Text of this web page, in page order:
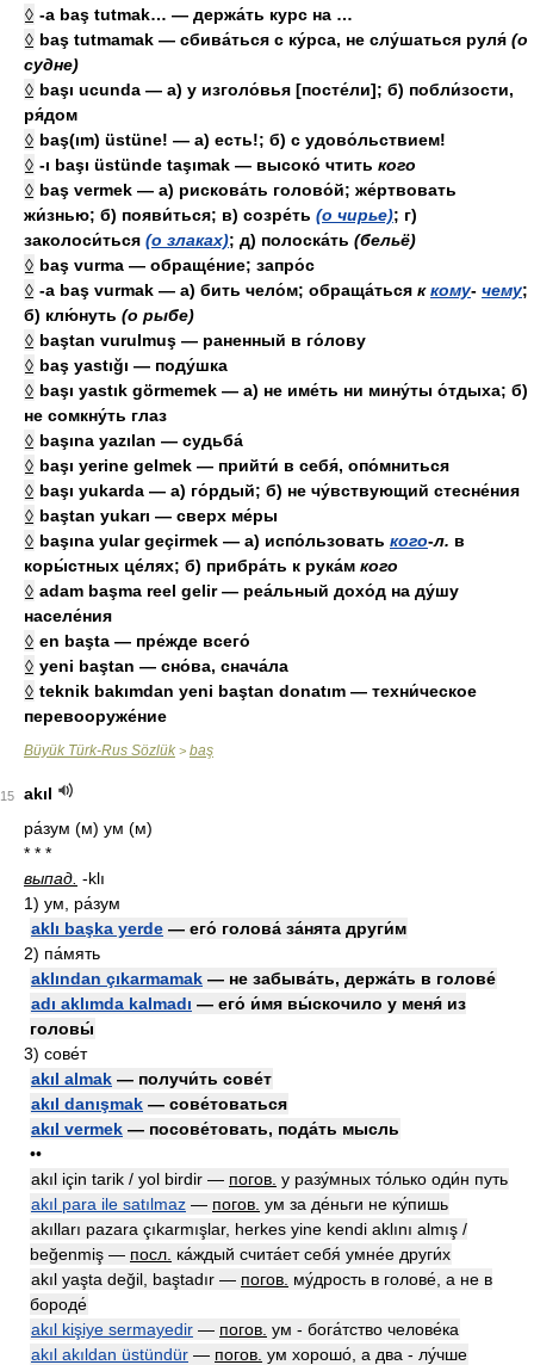
◊ -a baş tutmak… — держа́ть курс на …
◊ baş tutmamak — сбива́ться с ку́рса, не слу́шаться руля́ (о
судне)
◊ başı ucunda — а) у изголо́вья [посте́ли]; б) побли́зости,
ря́дом
◊ baş(ım) üstüne! — а) есть!; б) с удово́льствием!
◊ -ı başı üstünde taşımak — высоко́ чтить кого
◊ baş vermek — а) рискова́ть голово́й; же́ртвовать
жи́знью; б) появи́ться; в) созре́ть (о чирье); г)
заколоси́ться (о злаках); д) полоска́ть (бельё)
◊ baş vurma — обраще́ние; запро́с
◊ -a baş vurmak — а) бить чело́м; обраща́ться к кому- чему;
б) клю́нуть (о рыбе)
◊ baştan vurulmuş — раненный в го́лову
◊ baş yastığı — поду́шка
◊ başı yastık görmemek — а) не име́ть ни мину́ты о́тдыха; б)
не сомкну́ть глаз
◊ başına yazılan — судьба́
◊ başı yerine gelmek — прийти́ в себя́, опо́мниться
◊ başı yukarda — а) го́рдый; б) не чу́вствующий стесне́ния
◊ baştan yukarı — сверх ме́ры
◊ başına yular geçirmek — а) испо́льзовать кого-л. в
коры́стных це́лях; б) прибра́ть к рука́м кого
◊ adam başma reel gelir — реа́льный дохо́д на ду́шу
населе́ния
◊ en başta — пре́жде всего́
◊ yeni baştan — сно́ва, снача́ла
◊ teknik bakımdan yeni baştan donatım — техни́ческое
перевооруже́ние
Büyük Türk-Rus Sözlük > baş
15
akıl
ра́зум (м) ум (м)
* * *
выпад. -klı
1) ум, ра́зум
aklı başka yerde — его́ голова́ за́нята други́м
2) па́мять
aklından çıkarmamak — не забыва́ть, держа́ть в голове́
adı aklımda kalmadı — его́ и́мя вы́скочило у меня́ из
головы́
3) сове́т
akıl almak — получи́ть сове́т
akıl danışmak — сове́товаться
akıl vermek — посове́товать, пода́ть мысль
••
akıl için tarik / yol birdir — погов. у разу́мных то́лько оди́н путь
akıl para ile satılmaz — погов. ум за де́ньги не ку́пишь
akılları pazara çıkarmışlar, herkes yine kendi aklını almış /
beğenmiş — посл. ка́ждый счита́ет себя́ умне́е други́х
akıl yaşta değil, baştadır — погов. му́дрость в голове́, а не в
бороде́
akıl kişiye sermayedir — погов. ум - бога́тство челове́ка
akıl akıldan üstündür — погов. ум хорошо́, а два - лу́чше